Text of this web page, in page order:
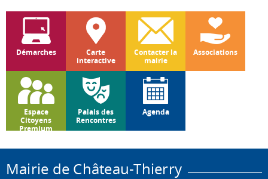
Démarches
Carte
interactive
Contacter la
mairie
Associations
Espace
Citoyens
Premium
Palais des
Rencontres
Agenda
Mairie de Château-Thierry